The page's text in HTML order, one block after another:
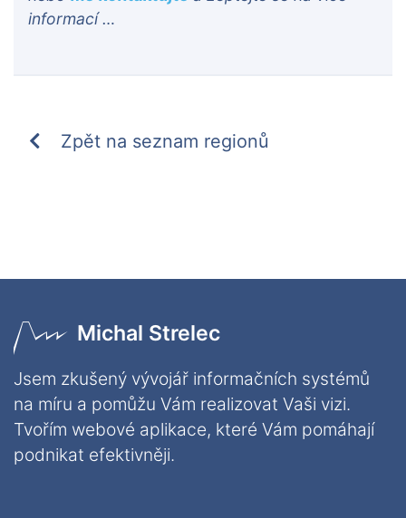
informací …
Zpět na seznam regionů
Michal Strelec
Jsem zkušený vývojář informačních systémů
na míru a pomůžu Vám realizovat Vaši vizi.
Tvořím webové aplikace, které Vám pomáhají
podnikat efektivněji.